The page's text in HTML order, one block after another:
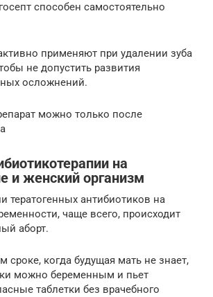
способен самостоятельно
применяют при удалении зуба
не допустить развития
осложнений.
можно только после
на
и женский организм
тератогенных антибиотиков на
чаще всего, происходит
аборт.
сроке, когда будущая мать не знает,
можно беременным и пьет
таблетки без врачебного